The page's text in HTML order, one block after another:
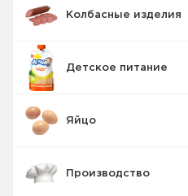
Колбасные изделия
Детское питание
Яйцо
Производство